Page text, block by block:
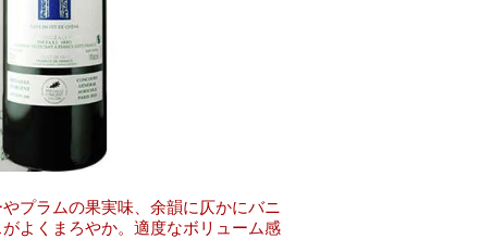
プラムの果実味、余韻に仄かにバニ
よくまろやか。適度なボリューム感